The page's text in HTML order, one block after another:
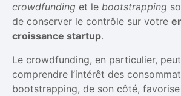
crowdfunding et le bootstrapping
de conserver le contrôle sur votre
croissance startup.
Le crowdfunding, en particulier,
comprendre l’intérêt des
bootstrapping, de son côté,